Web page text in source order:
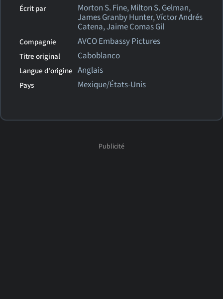
Écrit par Morton S. Fine, Milton S. Gelman,
James Granby Hunter, Víctor Andrés
Catena, Jaime Comas Gil
Compagnie AVCO Embassy Pictures
Titre original Caboblanco
Langue d'origine Anglais
Pays Mexique/États-Unis